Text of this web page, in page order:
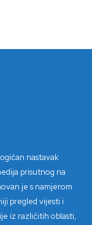
nastavak
prisutnog na
je s namjerom
pregled vijesti i
iz različitih oblasti,